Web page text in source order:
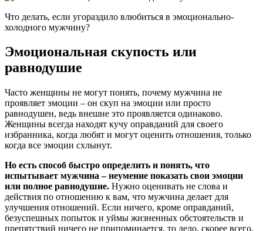
Что делать, если угораздило влюбиться в эмоционально-
холодного мужчину?
Эмоциональная скупость или
равнодушие
Часто женщины не могут понять, почему мужчина не
проявляет эмоции – он скуп на эмоции или просто
равнодушен, ведь внешне это проявляется одинаково.
Женщины всегда находят кучу оправданий для своего
избранника, когда любят и могут оценить отношения, только
когда все эмоции схлынут.
Но есть способ быстро определить и понять, что
испытывает мужчина – неумение показать свои эмоции
или полное равнодушие. Нужно оценивать не слова и
действия по отношению к вам, что мужчина делает для
улучшения отношений. Если ничего, кроме оправданий,
безуспешных попыток и уймы жизненных обстоятельств и
препятствий ничего не припоминается, то дело, скорее всего,